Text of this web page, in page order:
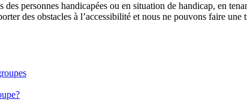
personnes handicapées ou en situation de handicap, en
des obstacles à l’accessibilité et nous ne pouvons faire